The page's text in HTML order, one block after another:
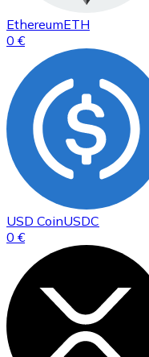
EthereumETH
0 €
USD CoinUSDC
0 €